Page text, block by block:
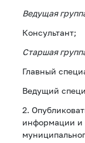
Ведущая
Консультант;
Старшая
Главный
Ведущий
2.
информации и